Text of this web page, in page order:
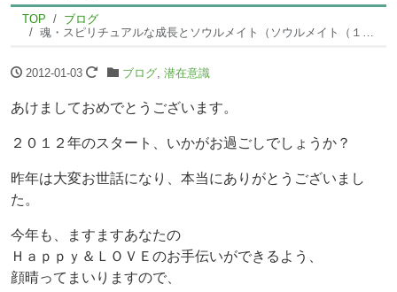
TOP
ブログ
魂・スピリチュアルな成長とソウルメイト（ソウルメイト（１））ni
2012-01-03 ブログ, 潜在意識
あけましておめでとうございます。
２０１２年のスタート、いかがお過ごしでしょうか？
昨年は大変お世話になり、本当にありがとうございまし
た。
今年も、ますますあなたの
Ｈａｐｐｙ＆ＬＯＶＥのお手伝いができるよう、
顔晴ってまいりますので、